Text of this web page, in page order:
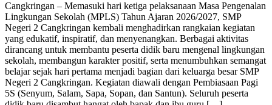
Cangkringan – Memasuki hari ketiga pelaksanaan Masa Pengenalan
Lingkungan Sekolah (MPLS) Tahun Ajaran 2026/2027, SMP
Negeri 2 Cangkringan kembali menghadirkan rangkaian kegiatan
yang edukatif, inspiratif, dan menyenangkan. Berbagai aktivitas
dirancang untuk membantu peserta didik baru mengenal lingkungan
sekolah, membangun karakter positif, serta menumbuhkan semangat
belajar sejak hari pertama menjadi bagian dari keluarga besar SMP
Negeri 2 Cangkringan. Kegiatan diawali dengan Pembiasaan Pagi
5S (Senyum, Salam, Sapa, Sopan, dan Santun). Seluruh peserta